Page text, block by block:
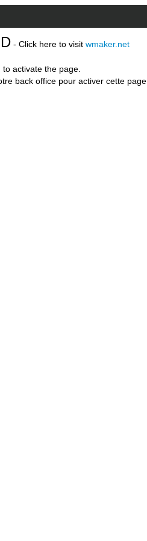
- Click here to visit wmaker.net
activate the page.
back office pour activer cette page.